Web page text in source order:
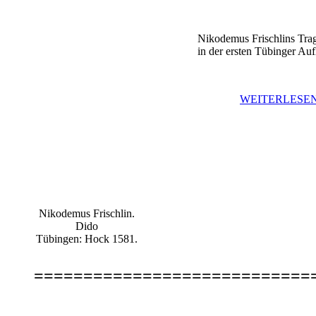
Nikodemus Frischlin.
Dido
Tübingen: Hock 1581.
Nikodemus Frischlins
in der ersten Tübinger